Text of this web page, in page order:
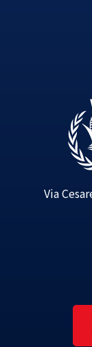
Via